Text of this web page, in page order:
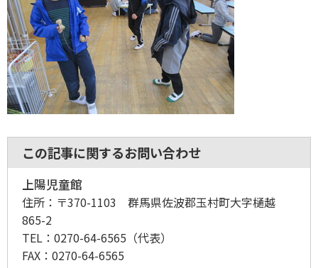
この記事に関するお問い合わせ
上陽児童館
住所： 〒370-1103 群馬県佐波郡玉村町大字樋越
865-2
TEL： 0270-64-6565 （代表）
FAX： 0270-64-6565